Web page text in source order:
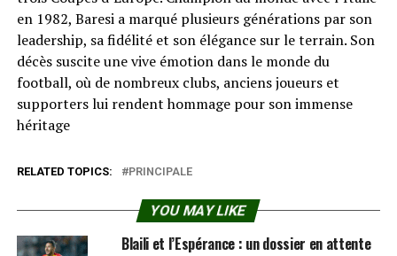
en 1982, Baresi a marqué plusieurs générations par son
leadership, sa fidélité et son élégance sur le terrain. Son
décès suscite une vive émotion dans le monde du
football, où de nombreux clubs, anciens joueurs et
supporters lui rendent hommage pour son immense
héritage
RELATED TOPICS: PRINCIPALE
YOU MAY LIKE
Blaili et l’Espérance : un dossier en attente